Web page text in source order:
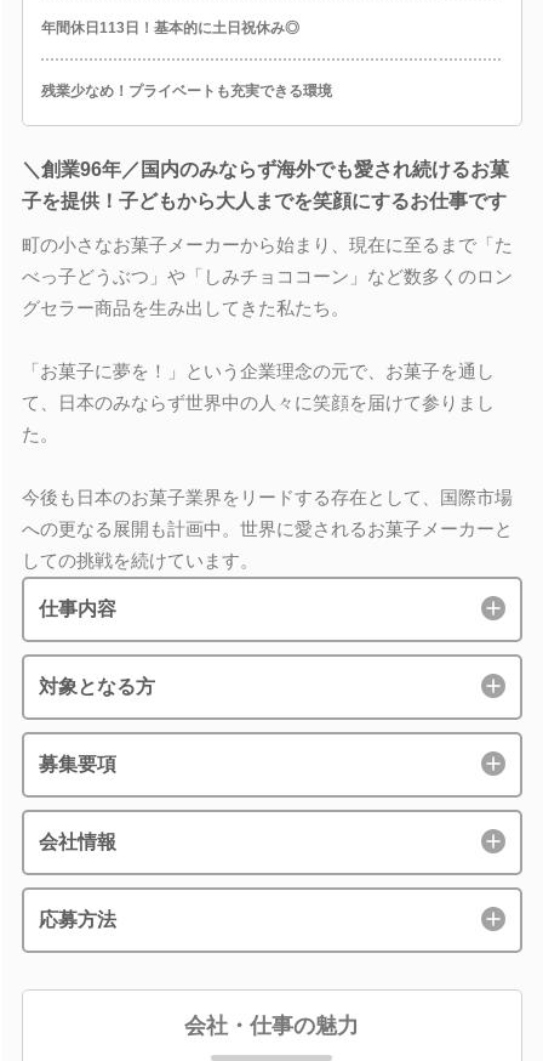
年間休日113日！基本的に土日祝休み◎
残業少なめ！プライベートも充実できる環境
＼創業96年／国内のみならず海外でも愛され続けるお菓
子を提供！子どもから大人までを笑顔にするお仕事です
町の小さなお菓子メーカーから始まり、現在に至るまで「た
べっ子どうぶつ」や「しみチョココーン」など数多くのロン
グセラー商品を生み出してきた私たち。
「お菓子に夢を！」という企業理念の元で、お菓子を通し
て、日本のみならず世界中の人々に笑顔を届けて参りまし
た。
今後も日本のお菓子業界をリードする存在として、国際市場
への更なる展開も計画中。世界に愛されるお菓子メーカーと
しての挑戦を続けています。
仕事内容
対象となる方
募集要項
会社情報
応募方法
会社・仕事の魅力